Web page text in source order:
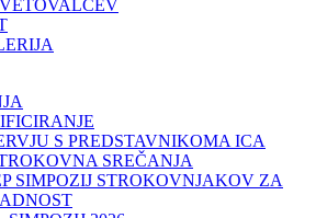
S PREDSTAVNIKOMA ICA
SREČANJA
SIMPOZIJ STROKOVNJAKOV ZA